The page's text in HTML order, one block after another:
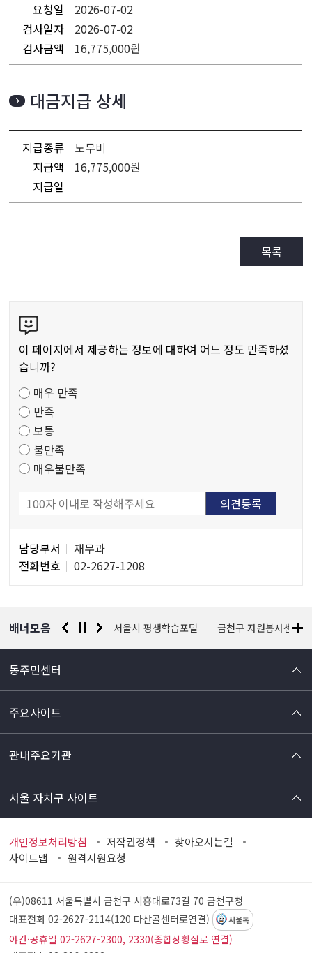
요청일
2026-07-02
검사일자
2026-07-02
검사금액
16,775,000원
대금지급 상세
지급종류
노무비
지급액
16,775,000원
지급일
목록
텐
츠
만
도
조
사
이 페이지에서 제공하는 정보에 대하여 어느 정도 만족하셨
습니까?
매우 만족
만족
보통
불만족
매우불만족
당
자
담당부서
재무과
전화번호
02-2627-1208
배너모음
찰청 유실물 통합포털 서울시 평생학습포털 금천구 자원봉사센터
동주민센터
주요사이트
관내주요기관
서울 자치구 사이트
개인정보처리방침 저작권정책
찾아오시는길
사이트맵
원격지원요청
(우)08611 서울특별시 금천구 시흥대로73길 70금천구청
대표전화 02-2627-2114(120 다산콜센터로연결)
서울톡
야간·공휴일 02-2627-2300, 2330(종합상황실로 연결)